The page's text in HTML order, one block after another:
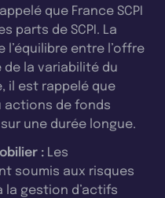
que France SCPI
parts de SCPI. La
entre l’offre
de la variabilité du
il est rappelé que
actions de fonds
une durée longue.
: Les
soumis aux risques
gestion d’actifs